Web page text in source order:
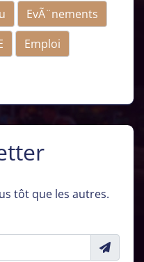
EvÃ¨nements
Emploi
tôt que les autres.